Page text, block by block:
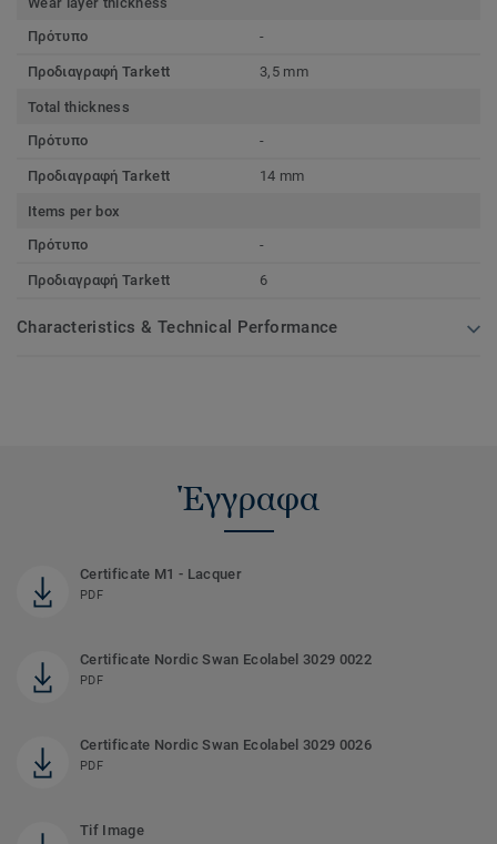
Πρότυπο
-
Προδιαγραφή Tarkett 3,5 mm
Total thickness
Πρότυπο
-
Προδιαγραφή Tarkett 14 mm
Items per box
Πρότυπο
-
Προδιαγραφή Tarkett 6
Characteristics & Technical Performance
Έγγραφα
Certificate M1 - Lacquer
PDF
Certificate Nordic Swan Ecolabel 3029 0022
PDF
Certificate Nordic Swan Ecolabel 3029 0026
PDF
Tif Image